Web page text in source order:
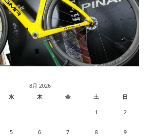
8月 2026
水 木 金 土 日
1 2
5 6 7 8 9